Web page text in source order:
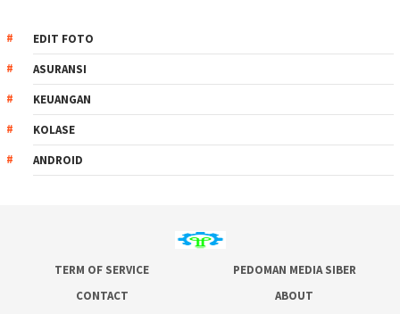
EDIT FOTO
ASURANSI
KEUANGAN
KOLASE
ANDROID
TERM OF SERVICE
PEDOMAN MEDIA SIBER
CONTACT
ABOUT